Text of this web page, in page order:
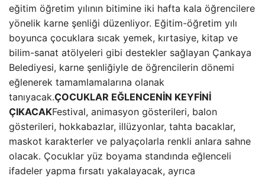
eğitim öğretim yılının bitimine iki hafta kala öğrencilere
yönelik karne şenliği düzenliyor. Eğitim-öğretim yılı
boyunca çocuklara sıcak yemek, kırtasiye, kitap ve
bilim-sanat atölyeleri gibi destekler sağlayan Çankaya
Belediyesi, karne şenliğiyle de öğrencilerin dönemi
eğlenerek tamamlamalarına olanak
tanıyacak.ÇOCUKLAR EĞLENCENİN KEYFİNİ
ÇIKACAKFestival, animasyon gösterileri, balon
gösterileri, hokkabazlar, illüzyonlar, tahta bacaklar,
maskot karakterler ve palyaçolarla renkli anlara sahne
olacak. Çocuklar yüz boyama standında eğlenceli
ifadeler yapma fırsatı yakalayacak, ayrıca